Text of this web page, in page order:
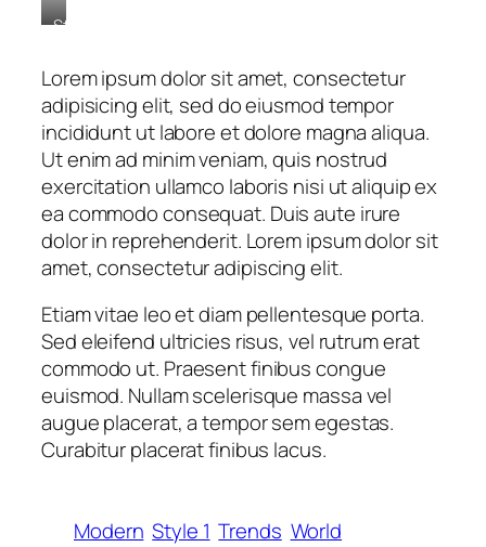
Stet
gubergren,
no
sea
sanctus
labore
et
dolore.
By
Kevin
Smith
Lorem ipsum dolor sit amet, consectetur
adipisicing elit, sed do eiusmod tempor
incididunt ut labore et dolore magna aliqua.
Ut enim ad minim veniam, quis nostrud
exercitation ullamco laboris nisi ut aliquip ex
ea commodo consequat. Duis aute irure
dolor in reprehenderit. Lorem ipsum dolor sit
amet, consectetur adipiscing elit.
Etiam vitae leo et diam pellentesque porta.
Sed eleifend ultricies risus, vel rutrum erat
commodo ut. Praesent finibus congue
euismod. Nullam scelerisque massa vel
augue placerat, a tempor sem egestas.
Curabitur placerat finibus lacus.
Modern Style 1 Trends World